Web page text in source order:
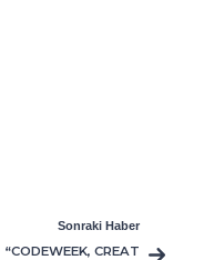
Sonraki Haber
“CODEWEEK, CREAT